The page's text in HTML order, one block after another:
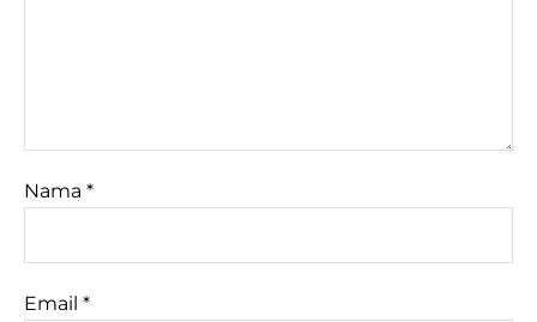
Nama *
Email *